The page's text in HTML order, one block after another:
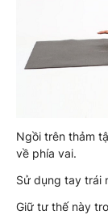
Ngồi trên thảm
về phía vai.
Sử dụng tay trái
Giữ tư thế này